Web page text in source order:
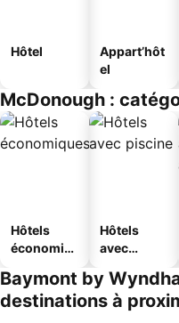
Hôtel
Appart’hôt
el
McDonough :
Hôtels
économiq
Hôtels
avec
Baymont by
destinations à